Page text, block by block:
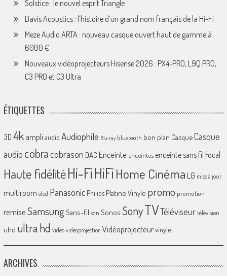
Solstice : le nouvel esprit Triangle
Davis Acoustics : l’histoire d’un grand nom français de la Hi-Fi
Meze Audio ARTA : nouveau casque ouvert haut de gamme à
6000 €
Nouveaux vidéoprojecteurs Hisense 2026 : PX4-PRO, L9Q PRO,
C3 PRO et C3 Ultra
ÉTIQUETTES
3D 4k ampliaudio Audiophile Blu-ray bluetooth bon plan CasqueCasque
audio cobracobrason DAC Enceinte enceintes enceinte sans fil Focal
Haute fidélitéHi-FiHiFiHome Cinéma LG mise à jour
multiroom oled Panasonic Philips Platine Vinyle promo promotion
remiseSamsungSans-fil son Sonos SonyTVTéléviseur télévision
uhd ultra hd video videoprojection Vidéoprojecteurvinyle
ARCHIVES